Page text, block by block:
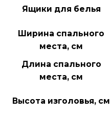
Ящики для белья
Ширина спального
места, см
Длина спального
места, см
Высота изголовья, см